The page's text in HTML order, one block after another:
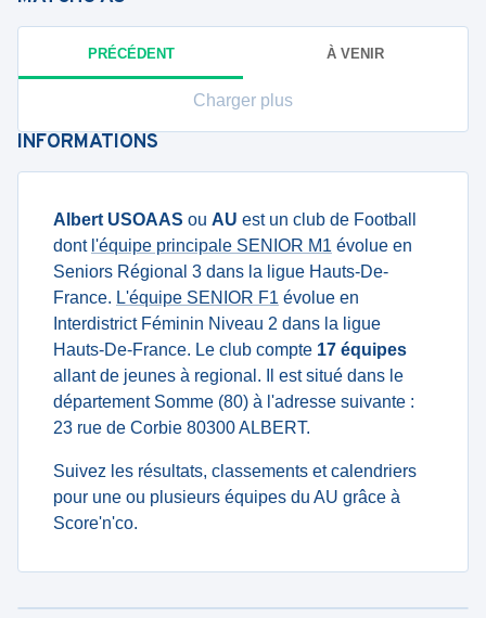
PRÉCÉDENT À VENIR
Charger plus
INFORMATIONS
Albert USOAAS ou AU est un club de Football
dont l'équipe principale SENIOR M1 évolue en
Seniors Régional 3 dans la ligue Hauts-De-
France. L'équipe SENIOR F1 évolue en
Interdistrict Féminin Niveau 2 dans la ligue
Hauts-De-France. Le club compte 17 équipes
allant de jeunes à regional. Il est situé dans le
département Somme (80) à l'adresse suivante :
23 rue de Corbie 80300 ALBERT.
Suivez les résultats, classements et calendriers
pour une ou plusieurs équipes du AU grâce à
Score'n'co.